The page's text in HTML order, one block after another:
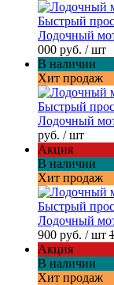
Быстрый
Лодочный
000 руб. / шт
В наличии
Хит продаж
Быстрый
Лодочный
руб. / шт
Акция
В наличии
Хит продаж
Быстрый
Лодочный
900 руб. / шт
Акция
В наличии
Хит продаж